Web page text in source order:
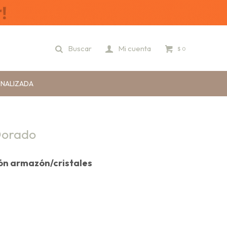
$ 0
armazón/cristales